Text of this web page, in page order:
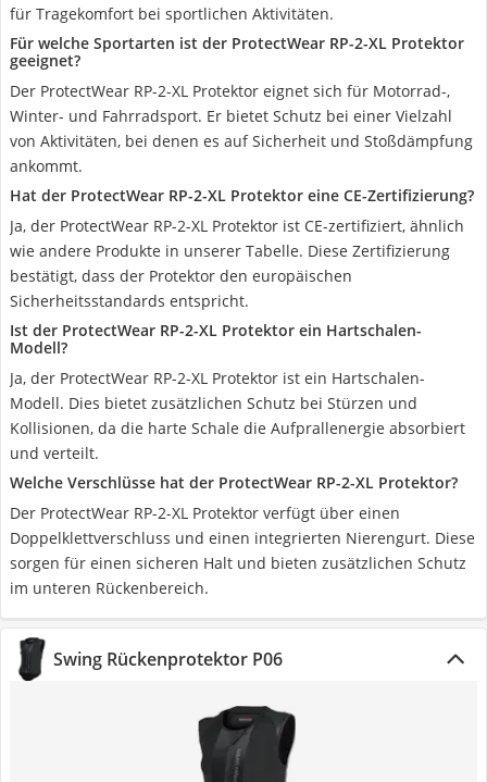
für Tragekomfort bei sportlichen Aktivitäten.
Für welche Sportarten ist der ProtectWear RP-2-XL Protektor
geeignet?
Der ProtectWear RP-2-XL Protektor eignet sich für Motorrad-,
Winter- und Fahrradsport. Er bietet Schutz bei einer Vielzahl
von Aktivitäten, bei denen es auf Sicherheit und Stoßdämpfung
ankommt.
Hat der ProtectWear RP-2-XL Protektor eine CE-Zertifizierung?
Ja, der ProtectWear RP-2-XL Protektor ist CE-zertifiziert, ähnlich
wie andere Produkte in unserer Tabelle. Diese Zertifizierung
bestätigt, dass der Protektor den europäischen
Sicherheitsstandards entspricht.
Ist der ProtectWear RP-2-XL Protektor ein Hartschalen-
Modell?
Ja, der ProtectWear RP-2-XL Protektor ist ein Hartschalen-
Modell. Dies bietet zusätzlichen Schutz bei Stürzen und
Kollisionen, da die harte Schale die Aufprallenergie absorbiert
und verteilt.
Welche Verschlüsse hat der ProtectWear RP-2-XL Protektor?
Der ProtectWear RP-2-XL Protektor verfügt über einen
Doppelklettverschluss und einen integrierten Nierengurt. Diese
sorgen für einen sicheren Halt und bieten zusätzlichen Schutz
im unteren Rückenbereich.
Swing Rückenprotektor P06